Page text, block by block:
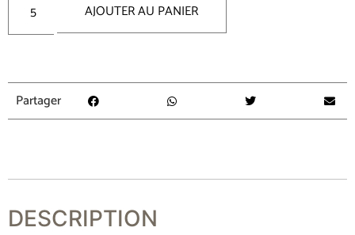
AJOUTER AU PANIER
Partager
DESCRIPTION